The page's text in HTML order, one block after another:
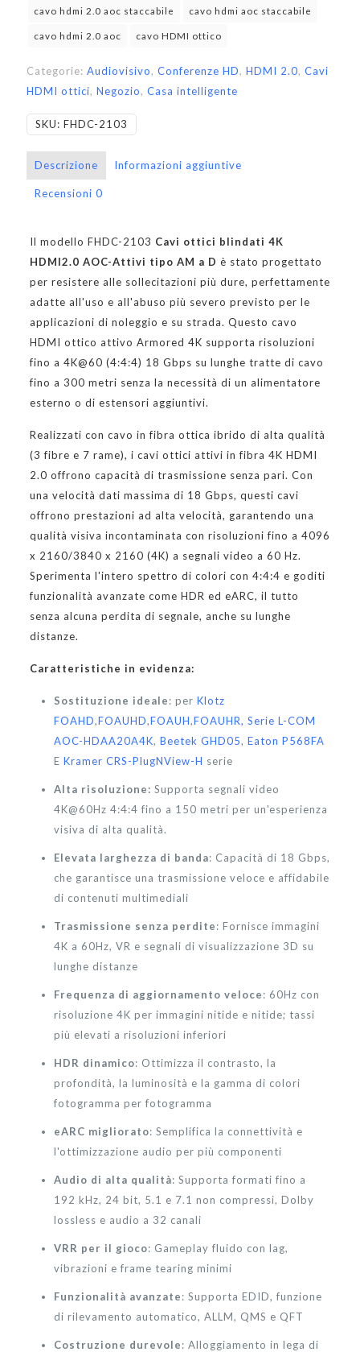
cavo hdmi 2.0 aoc staccabile cavo hdmi aoc staccabile
cavo hdmi 2.0 aoc cavo HDMI ottico
Categorie: Audiovisivo, Conferenze HD, HDMI 2.0, Cavi
HDMI ottici, Negozio, Casa intelligente
SKU: FHDC-2103
Descrizione Informazioni aggiuntive
Recensioni 0
Il modello FHDC-2103 Cavi ottici blindati 4K
HDMI2.0 AOC-Attivi tipo AM a D è stato progettato
per resistere alle sollecitazioni più dure, perfettamente
adatte all'uso e all'abuso più severo previsto per le
applicazioni di noleggio e su strada. Questo cavo
HDMI ottico attivo Armored 4K supporta risoluzioni
fino a 4K@60 (4:4:4) 18 Gbps su lunghe tratte di cavo
fino a 300 metri senza la necessità di un alimentatore
esterno o di estensori aggiuntivi.
Realizzati con cavo in fibra ottica ibrido di alta qualità
(3 fibre e 7 rame), i cavi ottici attivi in fibra 4K HDMI
2.0 offrono capacità di trasmissione senza pari. Con
una velocità dati massima di 18 Gbps, questi cavi
offrono prestazioni ad alta velocità, garantendo una
qualità visiva incontaminata con risoluzioni fino a 4096
x 2160/3840 x 2160 (4K) a segnali video a 60 Hz.
Sperimenta l'intero spettro di colori con 4:4:4 e goditi
funzionalità avanzate come HDR ed eARC, il tutto
senza alcuna perdita di segnale, anche su lunghe
distanze.
Caratteristiche in evidenza:
Sostituzione ideale: per Klotz
FOAHD,FOAUHD,FOAUH,FOAUHR, Serie L-COM
AOC-HDAA20A4K, Beetek GHD05, Eaton P568FA
E Kramer CRS-PlugNView-H serie
Alta risoluzione: Supporta segnali video
4K@60Hz 4:4:4 fino a 150 metri per un'esperienza
visiva di alta qualità.
Elevata larghezza di banda: Capacità di 18 Gbps,
che garantisce una trasmissione veloce e affidabile
di contenuti multimediali
Trasmissione senza perdite: Fornisce immagini
4K a 60Hz, VR e segnali di visualizzazione 3D su
lunghe distanze
Frequenza di aggiornamento veloce: 60Hz con
risoluzione 4K per immagini nitide e nitide; tassi
più elevati a risoluzioni inferiori
HDR dinamico: Ottimizza il contrasto, la
profondità, la luminosità e la gamma di colori
fotogramma per fotogramma
eARC migliorato: Semplifica la connettività e
l'ottimizzazione audio per più componenti
Audio di alta qualità: Supporta formati fino a
192 kHz, 24 bit, 5.1 e 7.1 non compressi, Dolby
lossless e audio a 32 canali
VRR per il gioco: Gameplay fluido con lag,
vibrazioni e frame tearing minimi
Funzionalità avanzate: Supporta EDID, funzione
di rilevamento automatico, ALLM, QMS e QFT
Costruzione durevole: Alloggiamento in lega di